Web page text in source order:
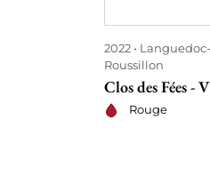
2022
Roussillon
Clos des Fées -
Rouge